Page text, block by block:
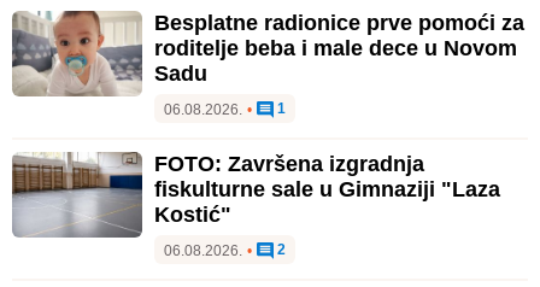
Besplatne radionice prve pomoći za
roditelje beba i male dece u Novom
Sadu
06.08.2026. • 1
FOTO: Završena izgradnja
fiskulturne sale u Gimnaziji "Laza
Kostić"
06.08.2026. • 2